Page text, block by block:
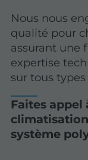
Nous nous
qualité pour
assurant une
expertise
sur tous
Faites appel
système